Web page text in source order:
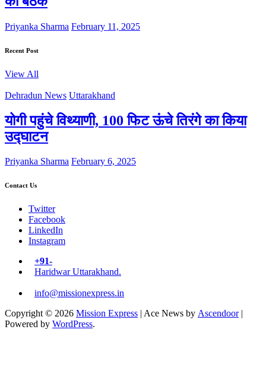
Priyanka Sharma February 11, 2025
Recent Post
View All
Dehradun News Uttarakhand
योगी पहुंचे विथ्याणी, 100 फिट ऊंचे तिरंगे का किया
उद्घाटन
Priyanka Sharma February 6, 2025
Contact Us
Twitter
Facebook
LinkedIn
Instagram
+91-
Haridwar Uttarakhand.
info@missionexpress.in
Copyright © 2026 Mission Express | Ace News by Ascendoor|
Powered by WordPress.